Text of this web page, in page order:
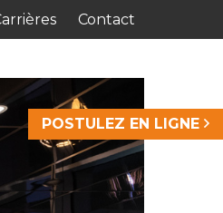
Contact
POSTULEZ EN LIGNE